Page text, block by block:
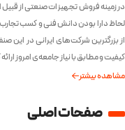
در زمینه فروش تجهیزات صنعتی از قبیل
لحاظ دارا بودن دانش فنی و کسب
از بزرگترین شرکت‌های ایرانی در این
کیفیت و مطابق با نیاز جامعه‌ی امروز
مشاهده بیشتر
صفحات اصلی